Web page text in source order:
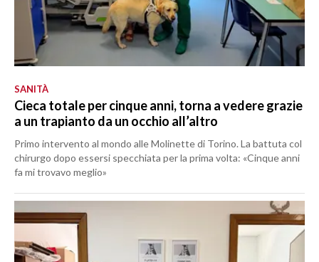
SANITÀ
Cieca totale per cinque anni, torna a vedere grazie
a un trapianto da un occhio all’altro
Primo intervento al mondo alle Molinette di Torino. La battuta col
chirurgo dopo essersi specchiata per la prima volta: «Cinque anni
fa mi trovavo meglio»